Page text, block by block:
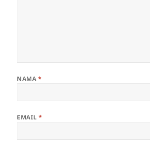
NAMA *
EMAIL*